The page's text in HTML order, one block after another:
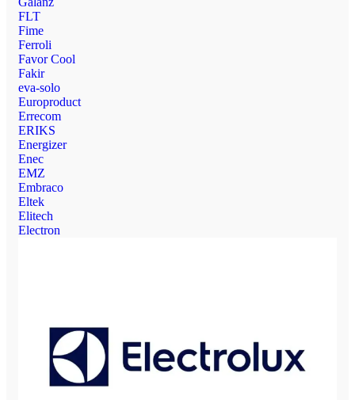
FLT
Fime
Ferroli
Favor Cool
Fakir
eva-solo
Europroduct
Errecom
ERIKS
Energizer
Enec
EMZ
Embraco
Eltek
Elitech
Electron